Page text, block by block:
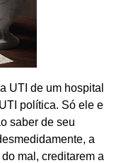
UTI de um hospital
política. Só ele e
saber de seu
a
mal, creditarem a